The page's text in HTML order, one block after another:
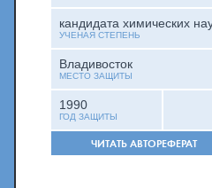
кандидата химических
УЧЕНАЯ СТЕПЕНЬ
Владивосток
МЕСТО ЗАЩИТЫ
1990
ГОД ЗАЩИТЫ
ЧИТАТЬ АВТОРЕФЕРАТ